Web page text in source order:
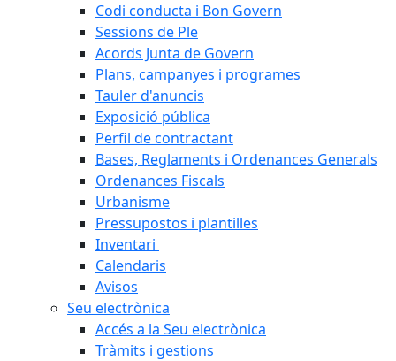
Codi conducta i Bon Govern
Sessions de Ple
Acords Junta de Govern
Plans, campanyes i programes
Tauler d'anuncis
Exposició pública
Perfil de contractant
Bases, Reglaments i Ordenances Generals
Ordenances Fiscals
Urbanisme
Pressupostos i plantilles
Inventari
Calendaris
Avisos
Seu electrònica
Accés a la Seu electrònica
Tràmits i gestions